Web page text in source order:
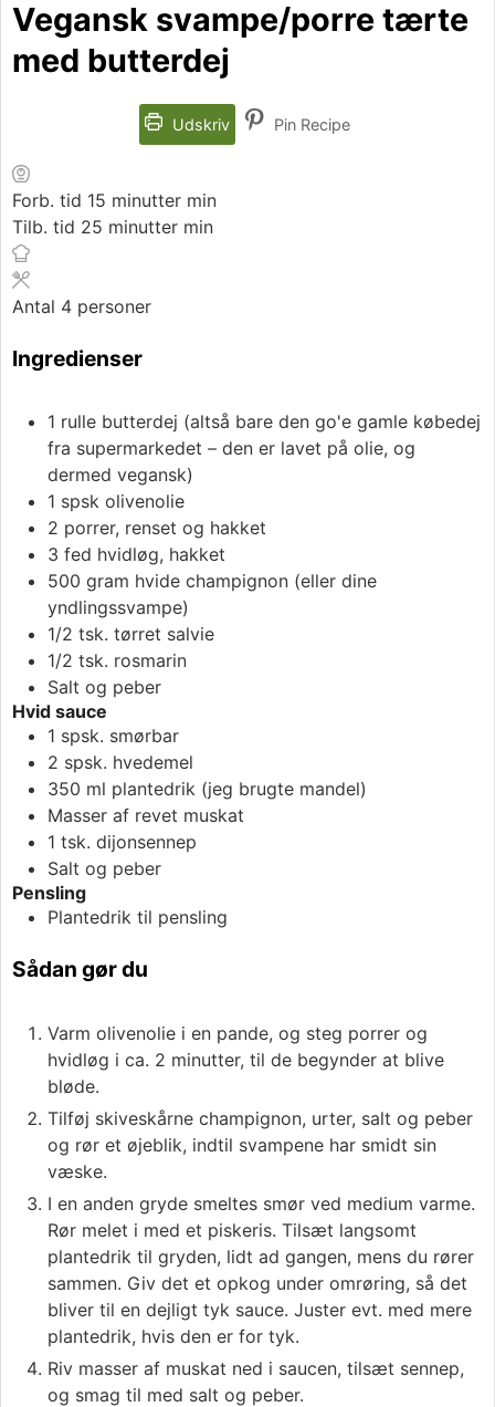
Vegansk svampe/porre tærte
med butterdej
Udskriv Pin Recipe
Forb. tid 15 minutter min
Tilb. tid 25 minutter min
Antal 4 personer
Ingredienser
1 rulle butterdej (altså bare den go'e gamle købedej
fra supermarkedet – den er lavet på olie, og
dermed vegansk)
1 spsk olivenolie
2 porrer, renset og hakket
3 fed hvidløg, hakket
500 gram hvide champignon (eller dine
yndlingssvampe)
1/2 tsk. tørret salvie
1/2 tsk. rosmarin
Salt og peber
Hvid sauce
1 spsk. smørbar
2 spsk. hvedemel
350 ml plantedrik (jeg brugte mandel)
Masser af revet muskat
1 tsk. dijonsennep
Salt og peber
Pensling
Plantedrik til pensling
Sådan gør du
Varm olivenolie i en pande, og steg porrer og
hvidløg i ca. 2 minutter, til de begynder at blive
bløde.
Tilføj skiveskårne champignon, urter, salt og peber
og rør et øjeblik, indtil svampene har smidt sin
væske.
I en anden gryde smeltes smør ved medium varme.
Rør melet i med et piskeris. Tilsæt langsomt
plantedrik til gryden, lidt ad gangen, mens du rører
sammen. Giv det et opkog under omrøring, så det
bliver til en dejligt tyk sauce. Juster evt. med mere
plantedrik, hvis den er for tyk.
Riv masser af muskat ned i saucen, tilsæt sennep,
og smag til med salt og peber.